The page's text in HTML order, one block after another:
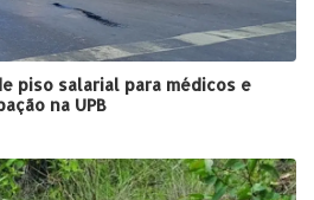
piso salarial para médicos e
na UPB